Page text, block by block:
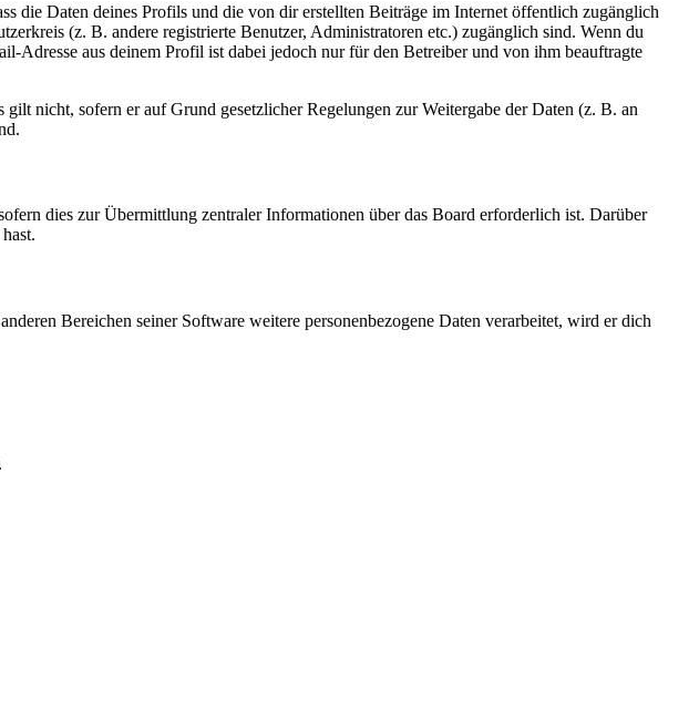
die Daten deines Profils und die von dir erstellten Beiträge im Internet öffentlich zugänglich
(z. B. andere registrierte Benutzer, Administratoren etc.) zugänglich sind. Wenn du
Adresse aus deinem Profil ist dabei jedoch nur für den Betreiber und von ihm beauftragte
nicht, sofern er auf Grund gesetzlicher Regelungen zur Weitergabe der Daten (z. B. an
dies zur Übermittlung zentraler Informationen über das Board erforderlich ist. Darüber
Bereichen seiner Software weitere personenbezogene Daten verarbeitet, wird er dich